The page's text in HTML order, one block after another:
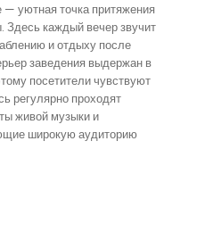
уютная точка притяжения
каждый вечер звучит
и отдыху после
заведения выдержан в
посетители чувствуют
регулярно проходят
живой музыки и
широкую аудиторию